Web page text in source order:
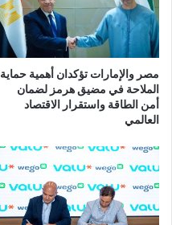
مصر والإمارات تؤكدان أهمية حماية
الملاحة في مضيق هرمز لضمان
أمن الطاقة واستقرار الاقتصاد
العالمي